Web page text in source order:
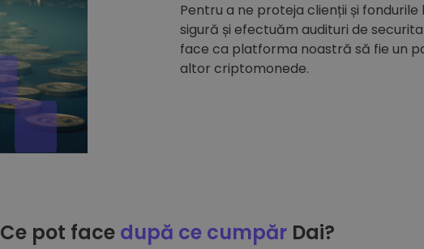
Pentru a ne proteja clienții și
sigură și efectuăm audituri de
face ca platforma noastră să fie un
altor criptomonede.
Ce pot face după ce cumpărDai?